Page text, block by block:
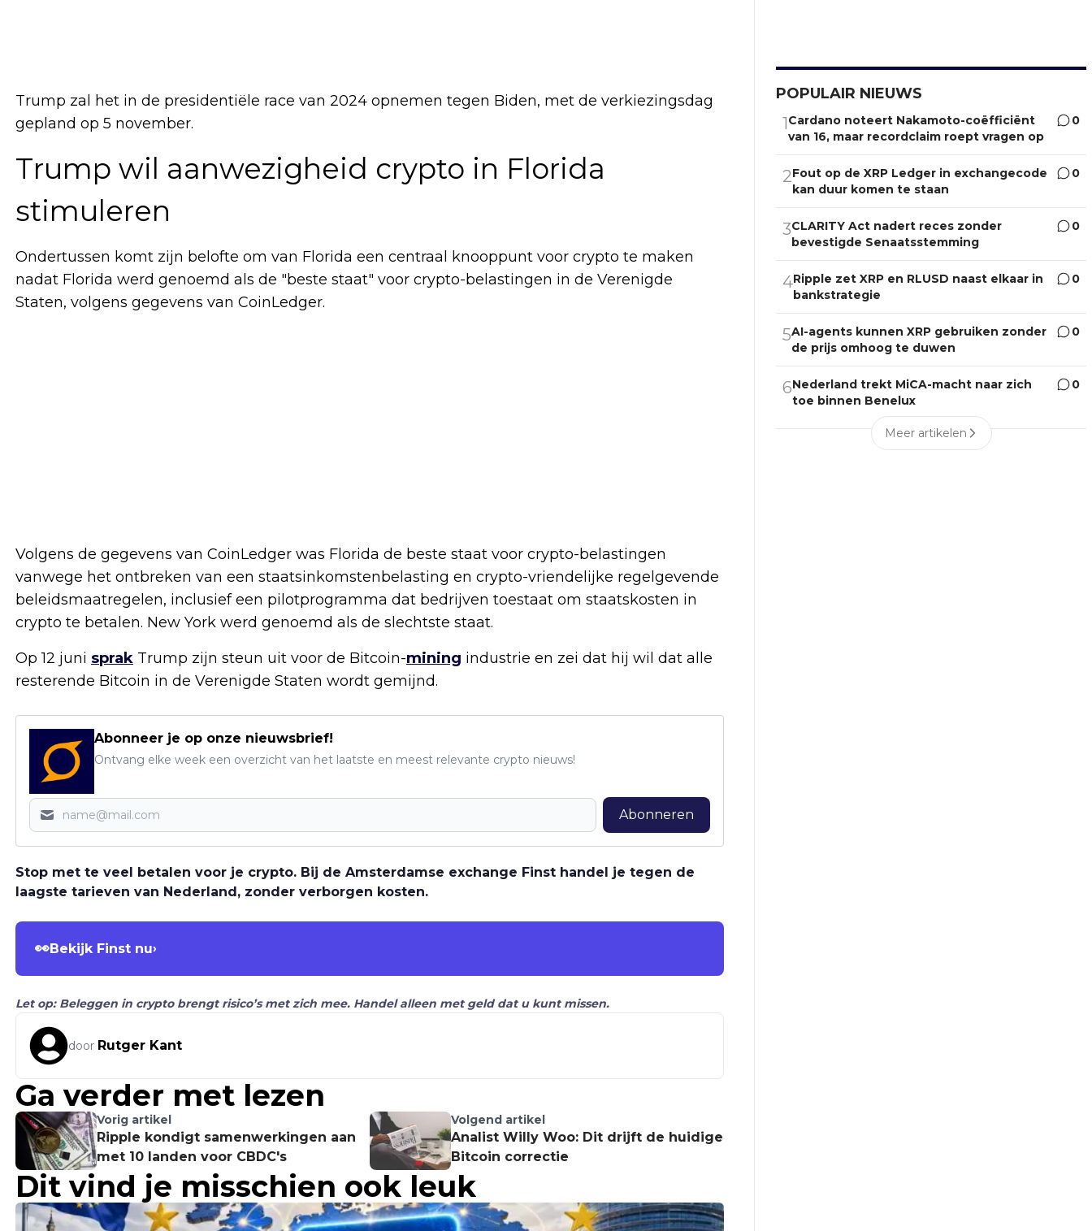
Trump zal het in de presidentiële race van 2024 opnemen tegen Biden, met de verkiezingsdag
gepland op 5 november.
Trump wil aanwezigheid crypto in Florida
stimuleren
Ondertussen komt zijn belofte om van Florida een centraal knooppunt voor crypto te maken
nadat Florida werd genoemd als de "beste staat" voor crypto-belastingen in de Verenigde
Staten, volgens gegevens van CoinLedger.
Volgens de gegevens van CoinLedger was Florida de beste staat voor crypto-belastingen
vanwege het ontbreken van een staatsinkomstenbelasting en crypto-vriendelijke regelgevende
beleidsmaatregelen, inclusief een pilotprogramma dat bedrijven toestaat om staatskosten in
crypto te betalen. New York werd genoemd als de slechtste staat.
Op 12 juni sprak Trump zijn steun uit voor de Bitcoin-mining industrie en zei dat hij wil dat alle
resterende Bitcoin in de Verenigde Staten wordt gemijnd.
Abonneer je op onze nieuwsbrief!
Ontvang elke week een overzicht van het laatste en meest relevante crypto nieuws!
Abonneren
Stop met te veel betalen voor je crypto. Bij de Amsterdamse exchange Finst handel je tegen de
laagste tarieven van Nederland, zonder verborgen kosten.
👀Bekijk Finst nu›
Let op: Beleggen in crypto brengt risico’s met zich mee. Handel alleen met geld dat u kunt missen.
door Rutger Kant
Ga verder met lezen
Vorig artikel
Ripple kondigt samenwerkingen aan
met 10 landen voor CBDC's
Volgend artikel
Analist Willy Woo: Dit drijft de huidige
Bitcoin correctie
Dit vind je misschien ook leuk
POPULAIR NIEUWS
1Cardano noteert Nakamoto-coëfficiënt
van 16, maar recordclaim roept vragen op
0
2Fout op de XRP Ledger in exchangecode
kan duur komen te staan
0
3CLARITY Act nadert reces zonder
bevestigde Senaatsstemming
0
4Ripple zet XRP en RLUSD naast elkaar in
bankstrategie
0
5AI-agents kunnen XRP gebruiken zonder
de prijs omhoog te duwen
0
6Nederland trekt MiCA-macht naar zich
toe binnen Benelux
0
Meer artikelen